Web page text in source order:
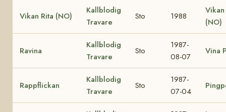
Vikan Rita (NO)
Kallblodig
Travare
Sto 1988
(NO)
Ravina
Kallblodig
Travare
Sto
1987-
08-07
Vina
Rappflickan
Kallblodig
Travare
Sto
1987-
07-04